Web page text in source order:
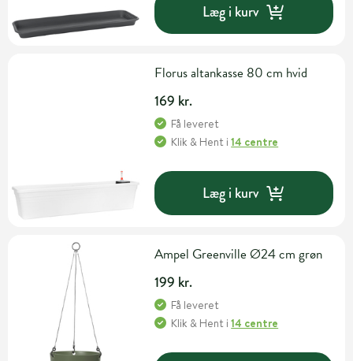
Læg i kurv
Florus altankasse 80 cm hvid
169 kr.
Få leveret
Klik & Hent i14 centre
Læg i kurv
Ampel Greenville Ø24 cm grøn
199 kr.
Få leveret
Klik & Hent i14 centre